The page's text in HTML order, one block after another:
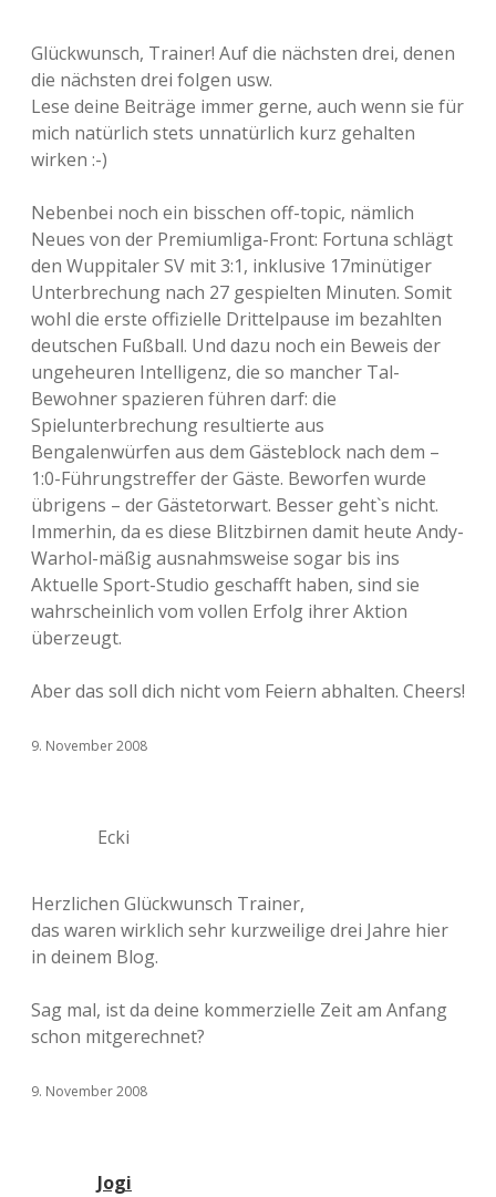
Glückwunsch, Trainer! Auf die nächsten drei, denen
die nächsten drei folgen usw.
Lese deine Beiträge immer gerne, auch wenn sie für
mich natürlich stets unnatürlich kurz gehalten
wirken :-)
Nebenbei noch ein bisschen off-topic, nämlich
Neues von der Premiumliga-Front: Fortuna schlägt
den Wuppitaler SV mit 3:1, inklusive 17minütiger
Unterbrechung nach 27 gespielten Minuten. Somit
wohl die erste offizielle Drittelpause im bezahlten
deutschen Fußball. Und dazu noch ein Beweis der
ungeheuren Intelligenz, die so mancher Tal-
Bewohner spazieren führen darf: die
Spielunterbrechung resultierte aus
Bengalenwürfen aus dem Gästeblock nach dem –
1:0-Führungstreffer der Gäste. Beworfen wurde
übrigens – der Gästetorwart. Besser geht`s nicht.
Immerhin, da es diese Blitzbirnen damit heute Andy-
Warhol-mäßig ausnahmsweise sogar bis ins
Aktuelle Sport-Studio geschafft haben, sind sie
wahrscheinlich vom vollen Erfolg ihrer Aktion
überzeugt.
Aber das soll dich nicht vom Feiern abhalten. Cheers!
9. November 2008
Ecki
Herzlichen Glückwunsch Trainer,
das waren wirklich sehr kurzweilige drei Jahre hier
in deinem Blog.
Sag mal, ist da deine kommerzielle Zeit am Anfang
schon mitgerechnet?
9. November 2008
Jogi